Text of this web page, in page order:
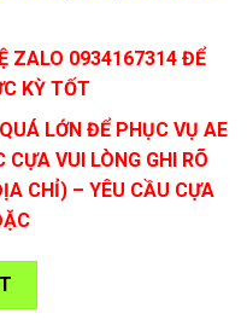
ZALO 0934167314 ĐỂ
KỲ TỐT
LỚN ĐỂ PHỤC VỤ AE
VUI LÒNG GHI RÕ
CHỈ) – YÊU CẦU CỰA
chốt) quantity